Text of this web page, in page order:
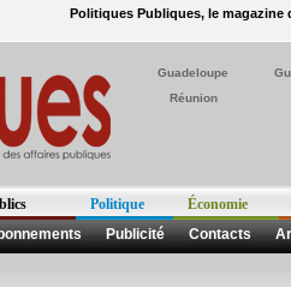
Politiques Publiques, le magazine
Guadeloupe
Réunion
Politique
Économie
Publicité Contacts